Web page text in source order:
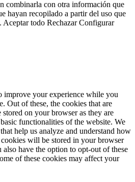
combinarla con otra información que
hayan recopilado a partir del uso que
Aceptar todo Rechazar Configurar
improve your experience while you
Out of these, the cookies that are
stored on your browser as they are
functionalities of the website. We
help us analyze and understand how
will be stored in your browser
have the option to opt-out of these
of these cookies may affect your